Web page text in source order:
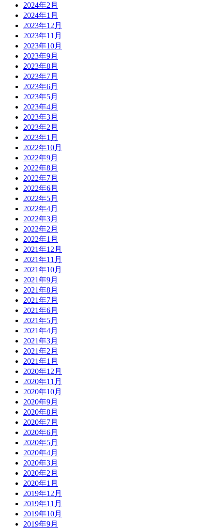
2024年2月
2024年1月
2023年12月
2023年11月
2023年10月
2023年9月
2023年8月
2023年7月
2023年6月
2023年5月
2023年4月
2023年3月
2023年2月
2023年1月
2022年10月
2022年9月
2022年8月
2022年7月
2022年6月
2022年5月
2022年4月
2022年3月
2022年2月
2022年1月
2021年12月
2021年11月
2021年10月
2021年9月
2021年8月
2021年7月
2021年6月
2021年5月
2021年4月
2021年3月
2021年2月
2021年1月
2020年12月
2020年11月
2020年10月
2020年9月
2020年8月
2020年7月
2020年6月
2020年5月
2020年4月
2020年3月
2020年2月
2020年1月
2019年12月
2019年11月
2019年10月
2019年9月